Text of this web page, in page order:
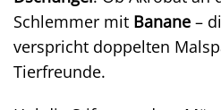
Schlemmer mit Banane –
verspricht doppelten
Tierfreunde.